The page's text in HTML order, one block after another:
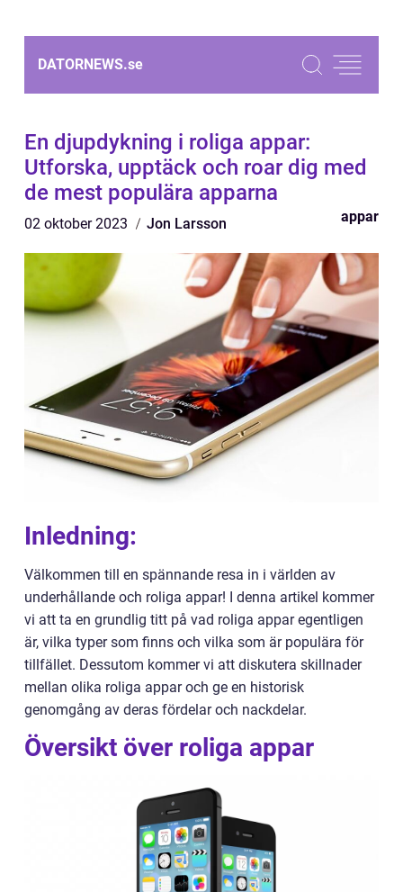
DATORNEWS.se
En djupdykning i roliga appar:
Utforska, upptäck och roar dig med
de mest populära apparna
02 oktober 2023 Jon Larsson appar
Inledning:
Välkommen till en spännande resa in i världen av
underhållande och roliga appar! I denna artikel kommer
vi att ta en grundlig titt på vad roliga appar egentligen
är, vilka typer som finns och vilka som är populära för
tillfället. Dessutom kommer vi att diskutera skillnader
mellan olika roliga appar och ge en historisk
genomgång av deras fördelar och nackdelar.
Översikt över roliga appar